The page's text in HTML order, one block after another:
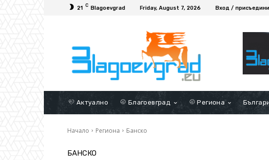
21 C Blagoevgrad Friday, August 7, 2026 Вход /
Актуално Благоевград Региона
Начало Региона Банско
БАНСКО